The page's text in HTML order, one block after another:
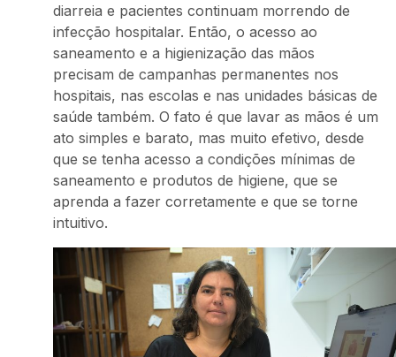
diarreia e pacientes continuam morrendo de
infecção hospitalar. Então, o acesso ao
saneamento e a higienização das mãos
precisam de campanhas permanentes nos
hospitais, nas escolas e nas unidades básicas de
saúde também. O fato é que lavar as mãos é um
ato simples e barato, mas muito efetivo, desde
que se tenha acesso a condições mínimas de
saneamento e produtos de higiene, que se
aprenda a fazer corretamente e que se torne
intuitivo.